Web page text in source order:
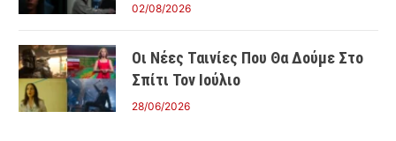
02/08/2026
Οι Νέες Ταινίες Που Θα Δούμε Στο
Σπίτι Τον Ιούλιο
28/06/2026